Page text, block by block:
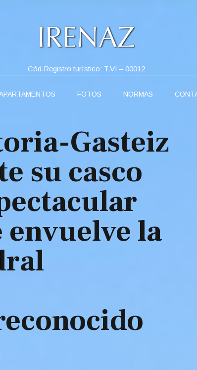
Cód.Registro turístico: T.VI – 00012
FOTOS NORMAS
Gasteiz
su casco
la